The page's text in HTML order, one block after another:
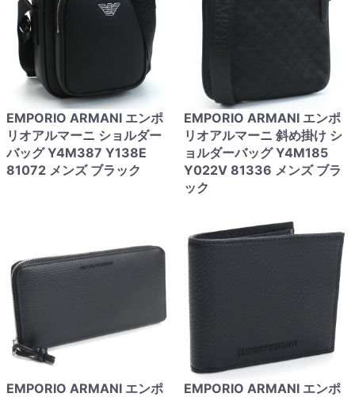
EMPORIO ARMANI エンポ
リオアルマーニ ショルダー
バッグ Y4M387 Y138E
81072 メンズ ブラック
EMPORIO ARMANI エンポ
リオアルマーニ 斜め掛け シ
ョルダーバッグ Y4M185
Y022V 81336 メンズ ブラ
ック
EMPORIO ARMANI エンポ
EMPORIO ARMANI エンポ